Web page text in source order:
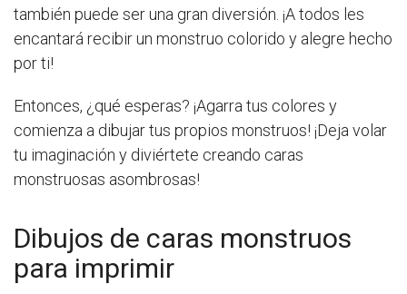
también puede ser una gran diversión. ¡A todos les
encantará recibir un monstruo colorido y alegre hecho
por ti!
Entonces, ¿qué esperas? ¡Agarra tus colores y
comienza a dibujar tus propios monstruos! ¡Deja volar
tu imaginación y diviértete creando caras
monstruosas asombrosas!
Dibujos de caras monstruos
para imprimir